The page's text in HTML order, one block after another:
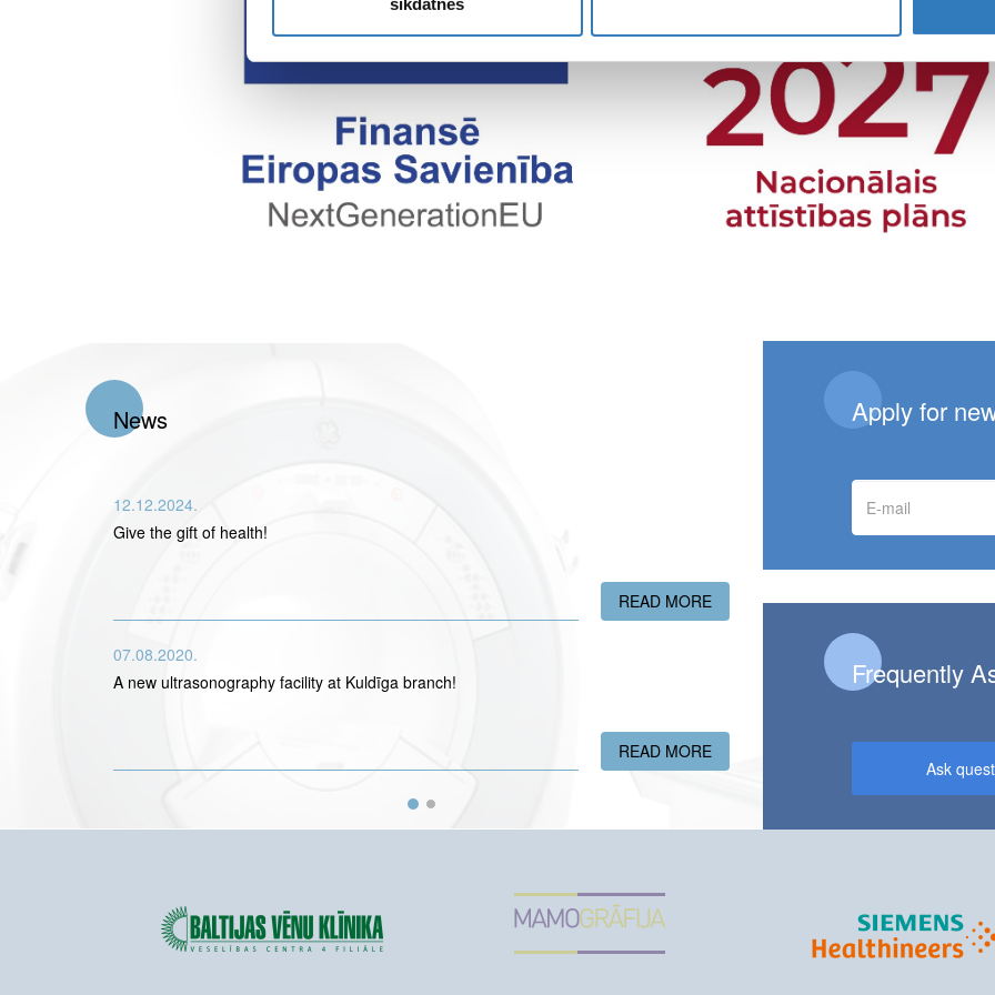
News
12.12.2024.
Give the gift of health!
READ MORE ABOUT GIVE THE GIFT OF HEALTH!
07.08.2020.
A new ultrasonography facility at Kuldīga branch!
READ MORE ABOUT A NEW
Apply for
E-
mail
Frequently
Ask